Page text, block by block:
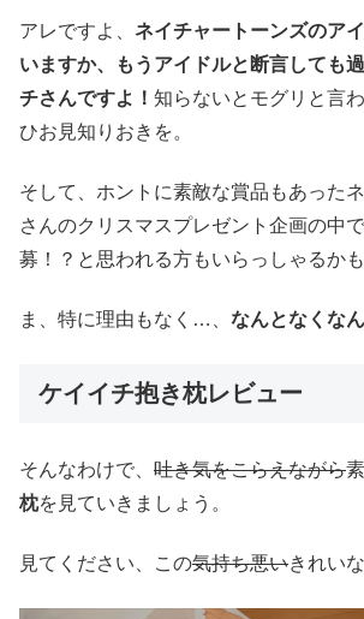
アレですよ、 ネイチャートーンズのア
いますか、もうアイドルと断言しても
チさんですよ！ 知らないとモグリと言
ひお見知りおきを。
そして、ホントに素敵な賞品もあった
さんのクリスマスプレゼント企画の中
募！？と思われる方もいらっしゃるかも
ま、特に理由もなく…、 なんとなくな
ケイイチ抱き枕レビュー
そんなわけで、 吐き気をこらえながら
枕を見ていきましょう。
見てください、この気持ち悪いきれい